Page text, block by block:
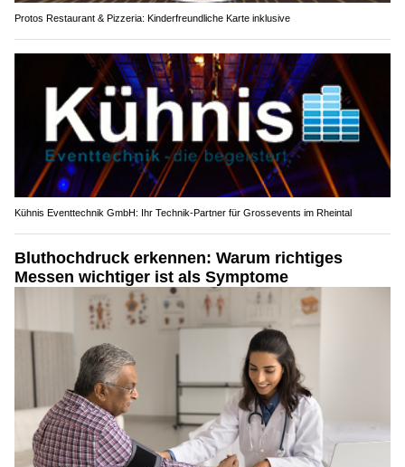
Protos Restaurant & Pizzeria: Kinderfreundliche Karte inklusive
Kühnis Eventtechnik GmbH: Ihr Technik-Partner für Grossevents im Rheintal
Bluthochdruck erkennen: Warum richtiges
Messen wichtiger ist als Symptome